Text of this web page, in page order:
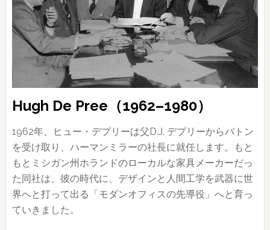
Hugh De Pree（1962–1980）
1962年、ヒュー・デプリーは父D.J. デプリーからバトン
を受け取り、ハーマンミラーの社長に就任します。もと
もとミシガン州ホランドのローカルな家具メーカーだっ
た同社は、彼の時代に、デザインと人間工学を武器に世
界へと打って出る「モダンオフィスの先導役」へと育っ
ていきました。